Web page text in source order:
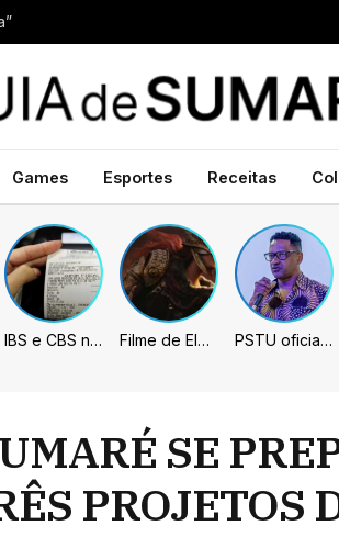
Games Esportes Receitas
IBS e CBS necessitarão constar nas notas fiscais com início desta 2ª. Entenda Filme de Elden Ring tem gravações concluídas, mas ainda fica longe do lançamento PSTU oficializa Hertz Dias como candidato à Presidência da República
SE
PROJETOS